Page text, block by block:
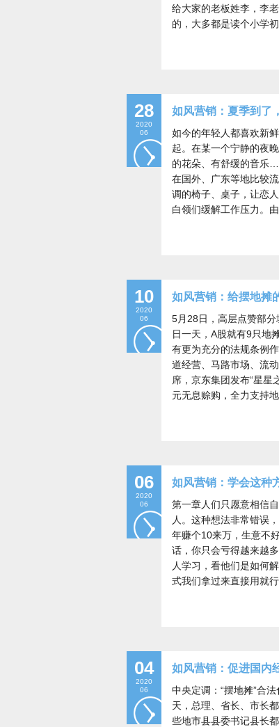
给大家的老板姓李，李
的，大多都是读个小学
28
2020
06
如风营销：夏季到了
如今的年轻人都喜欢新
起。在某一个宁静的夜
的花朵、有舒缓的音乐
在国外、广东等地比较
调的椅子、桌子，让恋
白领们缓解工作压力。
10
2020
06
如风营销：给摆地摊
5月28日，高层点赞部分
日一天，A股就有9只地
有更为充分的法规条例
道经营、马路市场、流
席，京东集团发布“星
元无息赊购，全力支持
06
2020
06
如风营销：学会这种
第一章人们只愿意相信
人。这种想法非常错误
年赚个10来万，生意不
话，你只会亏得越来越
人学习，看他们是如何
式我们拿过来直接用就
04
2020
06
如风营销：促进国内
中央定调：“摆地摊”合
天，总理、省长、市长
些地市县县委书记县长